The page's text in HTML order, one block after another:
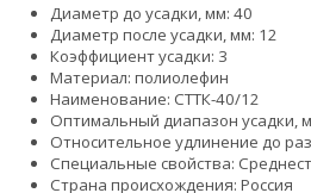
Диаметр до усадки, мм: 40
Диаметр после усадки, мм: 12
Коэффициент усадки: 3
Материал: полиолефин
Наименование: СТТК-40/12
Оптимальный диапазон усадки,
Относительное удлинение до
Специальные свойства:
Страна происхождения: Россия